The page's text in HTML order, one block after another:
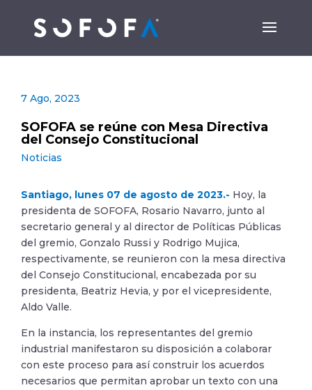
7 Ago, 2023
SOFOFA se reúne con Mesa Directiva
del Consejo Constitucional
Noticias
Santiago, lunes 07 de agosto de 2023.- Hoy, la
presidenta de SOFOFA, Rosario Navarro, junto al
secretario general y al director de Políticas Públicas
del gremio, Gonzalo Russi y Rodrigo Mujica,
respectivamente, se reunieron con la mesa directiva
del Consejo Constitucional, encabezada por su
presidenta, Beatriz Hevia, y por el vicepresidente,
Aldo Valle.
En la instancia, los representantes del gremio
industrial manifestaron su disposición a colaborar
con este proceso para así construir los acuerdos
necesarios que permitan aprobar un texto con una